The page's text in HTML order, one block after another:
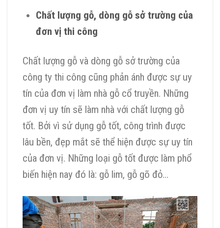
Chất lượng gỗ, dòng gỗ sở trường của
đơn vị thi công
Chất lượng gỗ và dòng gỗ sở trường của
công ty thi công cũng phản ánh được sự uy
tín của đơn vị làm nhà gỗ cổ truyền. Những
đơn vị uy tín sẽ làm nhà với chất lượng gỗ
tốt. Bởi vì sử dụng gỗ tốt, công trình được
lâu bền, đẹp mắt sẽ thể hiện được sự uy tín
của đơn vị. Những loại gỗ tốt được làm phổ
biến hiện nay đó là: gỗ lim, gỗ gõ đỏ…